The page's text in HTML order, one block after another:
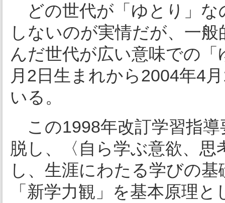
どの世代が「ゆとり」な
しないのが実情だが、一
んだ世代が広い意味での
月2日生まれから2004年4
いる。
この1998年改訂学習指導
脱し、〈自ら学ぶ意欲、
し、生涯にわたる学びの
「新学力観」を基本原理